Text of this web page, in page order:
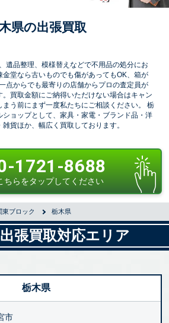
県の出張買取
遺品整理、模様替えなどで不用品の処分にお
金堂なら古いものでも傷があってもOK、箱が
点からでも最寄りの店舗からプロの査定員が
買取金額にご納得いただけない場合はキャン
う前にまず一度私たちにご相談ください。 栃
ショップとして、家具・家電・ブランド品・洋
貨ほか、幅広く買取しております。
1721-8688
ちらをタップしてください
東ブロック 栃木県
張買取対応エリア
栃木県
市